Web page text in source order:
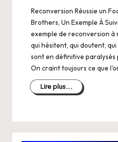
Reconversion Réussie un
Brothers, Un Exemple À
exemple de reconversion à
qui hésitent, qui doutent,
sont en définitive paralysés
On craint toujours ce que
Lire plus...